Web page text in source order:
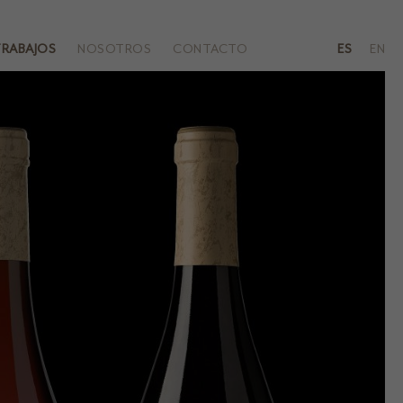
NOSOTROS CONTACTO ES EN